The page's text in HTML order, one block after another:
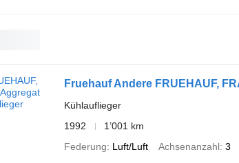
Fruehauf Andere FRUEHAUF,
Kühlauflieger
1992
1’001 km
Federung
Luft/Luft Achsenanzahl 3